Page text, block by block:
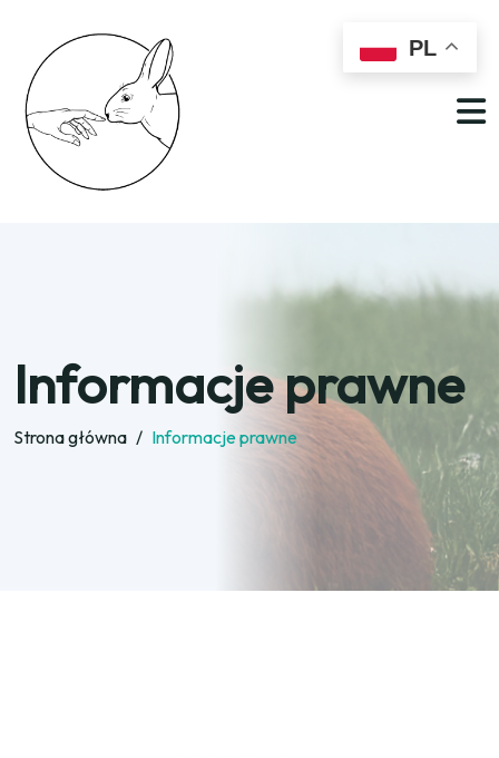
Informacje prawne
Strona główna / Informacje prawne
PL